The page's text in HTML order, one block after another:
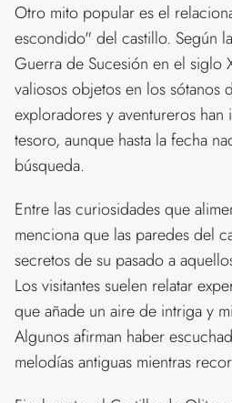
Otro mito popular es el
escondido" del castillo. Según
Guerra de Sucesión en el siglo
valiosos objetos en los sótanos
exploradores y aventureros han
tesoro, aunque hasta la fecha
búsqueda.
Entre las curiosidades que
menciona que las paredes del
secretos de su pasado a
Los visitantes suelen relatar
que añade un aire de intriga y
Algunos afirman haber
melodías antiguas mientras